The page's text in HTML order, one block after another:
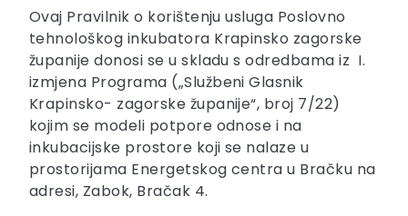
Ovaj Pravilnik o korištenju usluga Poslovno
tehnološkog inkubatora Krapinsko zagorske
županije donosi se u skladu s odredbama iz I.
izmjena Programa („Službeni Glasnik
Krapinsko- zagorske županije“, broj 7/22)
kojim se modeli potpore odnose i na
inkubacijske prostore koji se nalaze u
prostorijama Energetskog centra u Bračku na
adresi, Zabok, Bračak 4.